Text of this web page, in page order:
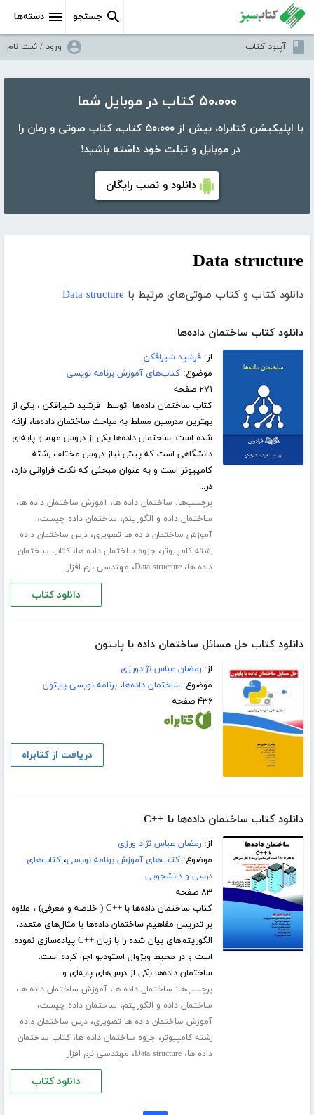
دسته‌ها جستجو
آپلود کتاب ورود / ثبت نام
۵۰،۰۰۰ کتاب در موبایل شما
با اپلیکیشن کتابراه، بیش از ۵۰،۰۰۰ کتاب، کتاب صوتی و رمان را
در موبایل و تبلت خود داشته باشید!
دانلود و نصب رایگان
Data structure
دانلود کتاب و کتاب صوتی‌های مرتبط با Data structure
دانلود کتاب ساختمان داده‌ها
از:فرشید شیرافکن
موضوع:کتاب‌های آموزش برنامه نویسی
۲۷۱ صفحه
کتاب ساختمان داده‌ها توسط فرشید شیرافکن ، یکی از
بهترین مدرسین مسلط به مباحث ساختمان داده‌ها، ارائه
شده است. ساختمان داده‌ها یکی از دروس مهم و پایه‌ای
دانشگاهی است که پیش نیاز دروس مختلف رشته
کامپیوتر است و به عنوان مبحثی که نکات فراوانی دارد،
در...
برچسب‌ها: ساختمان داده ها،آموزش ساختمان داده ها،
ساختمان داده و الگوریتم، ساختمان داده چیست،
آموزش ساختمان داده ها تصویری،درس ساختمان داده
رشته کامپیوتر، جزوه ساختمان داده ها،کتاب ساختمان
داده ها،Data structure، مهندسی نرم افزار
دانلود کتاب
دانلود کتاب حل مسائل ساختمان داده با پایتون
از:رمضان عباس نژادورزی
موضوع:ساختمان داده‌ها،برنامه نویسی پایتون
۴۳۶ صفحه
دریافت از کتابراه
دانلود کتاب ساختمان داده‌ها با ++C
از:رمضان عباس نژاد ورزی
موضوع:کتاب‌های آموزش برنامه نویسی،کتاب‌های
درسی و دانشجویی
۸۳ صفحه
کتاب ساختمان داده‌ها با ++C ( خلاصه و معرفی) ، علاوه
بر تدریس مفاهیم ساختمان داده‌ها با مثال­‌های متعدد،
الگوریتم­‌های بیان شده را با زبان ++C پیاده­‌سازی نموده
است و در محیط ویژوال استودیو اجرا کرده است.
ساختمان داده‌ها یکی از درس‌های پایه‌ای و...
برچسب‌ها: ساختمان داده ها،آموزش ساختمان داده ها،
ساختمان داده و الگوریتم، ساختمان داده چیست،
آموزش ساختمان داده ها تصویری،درس ساختمان داده
رشته کامپیوتر، جزوه ساختمان داده ها،کتاب ساختمان
داده ها،Data structure، مهندسی نرم افزار
دانلود کتاب